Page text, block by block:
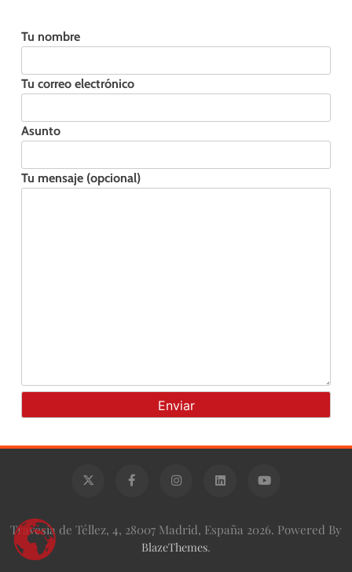
Tu nombre
Tu correo electrónico
Asunto
Tu mensaje (opcional)
Travesía de Téllez, 4, 28007 Madrid, España 2026. Powered By
BlazeThemes.